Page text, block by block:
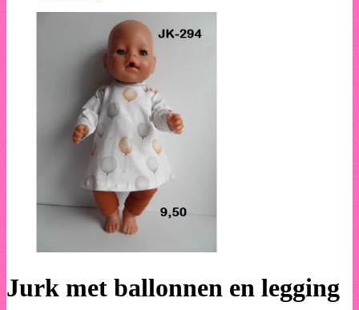
Jurk met ballonnen en legging